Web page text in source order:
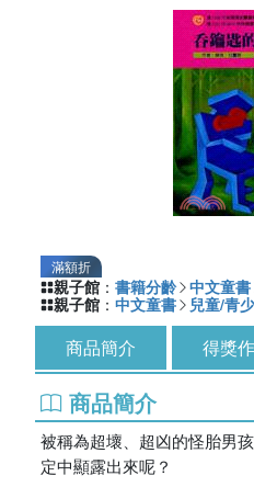
滿額折
親子館 ： 書籍分齡 中文童書
親子館 ： 中文童書 兒童/青
商品簡介 得獎
商品簡介
被稱為超壞、超凶的怪胎男
定中顯露出來呢？